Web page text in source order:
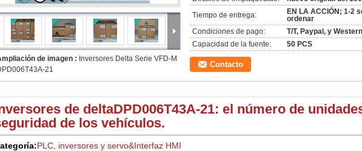
de imagen : Inversores Delta Serie VFD-M
21
Tiempo de entrega:
EN LA ACCIÓN; 1-2
ordenar
Condiciones de pago:
T/T, Paypal, y
Capacidad de la fuente:
50 PCS
Contacto
de deltaDPD006T43A-21: el número de
de los vehículos.
PLC, inversores y servo&Interfaz HMI